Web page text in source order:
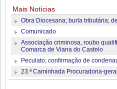
Mais Notícias
Obra Diocesana; burla tributária;
Comunicado
Associação criminosa, roubo
Comarca de Viana do Castelo
Peculato; confirmação de
23.ª Caminhada Procuradoria-